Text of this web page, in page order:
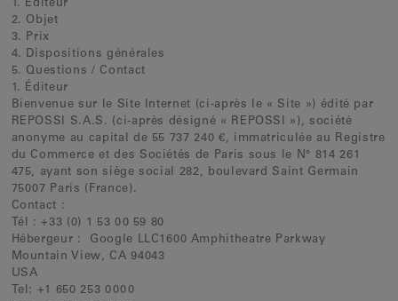
1. Éditeur
2. Objet
3. Prix
4. Dispositions générales
5. Questions / Contact
1. Éditeur
Bienvenue sur le Site Internet (ci-après le « Site ») édité par
REPOSSI S.A.S. (ci-après désigné « REPOSSI »), société
anonyme au capital de 55 737 240 €, immatriculée au Registre
du Commerce et des Sociétés de Paris sous le N° 814 261
475, ayant son siège social 282, boulevard Saint Germain
75007 Paris (France).
Contact :
Tél : +33 (0) 1 53 00 59 80
Hébergeur : Google LLC1600 Amphitheatre Parkway
Mountain View, CA 94043
USA
Tel: +1 650 253 0000
Clips d'oreilles
Bracelets
Pendentifs
Voir tout
Sélections
Nos suggestions
Hommes
Mariage
Voir tout